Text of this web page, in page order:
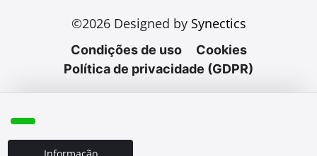
Informação
©2026 Designed by Synectics
Condições de uso
Cookies
Política de privacidade (GDPR)